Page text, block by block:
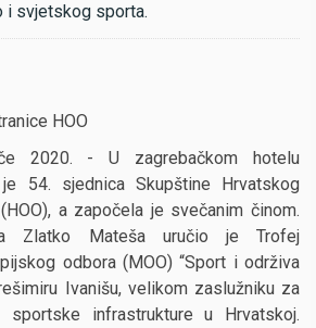
i svjetskog sporta.
HOO
2020. - U zagrebačkom hotelu
je 54. sjednica Skupštine Hrvatskog
a započela je svečanim činom.
a Zlatko Mateša uručio je Trofej
odbora (MOO) “Sport i održiva
Ivanišu, velikom zaslužniku za
sportske infrastrukture u Hrvatskoj.